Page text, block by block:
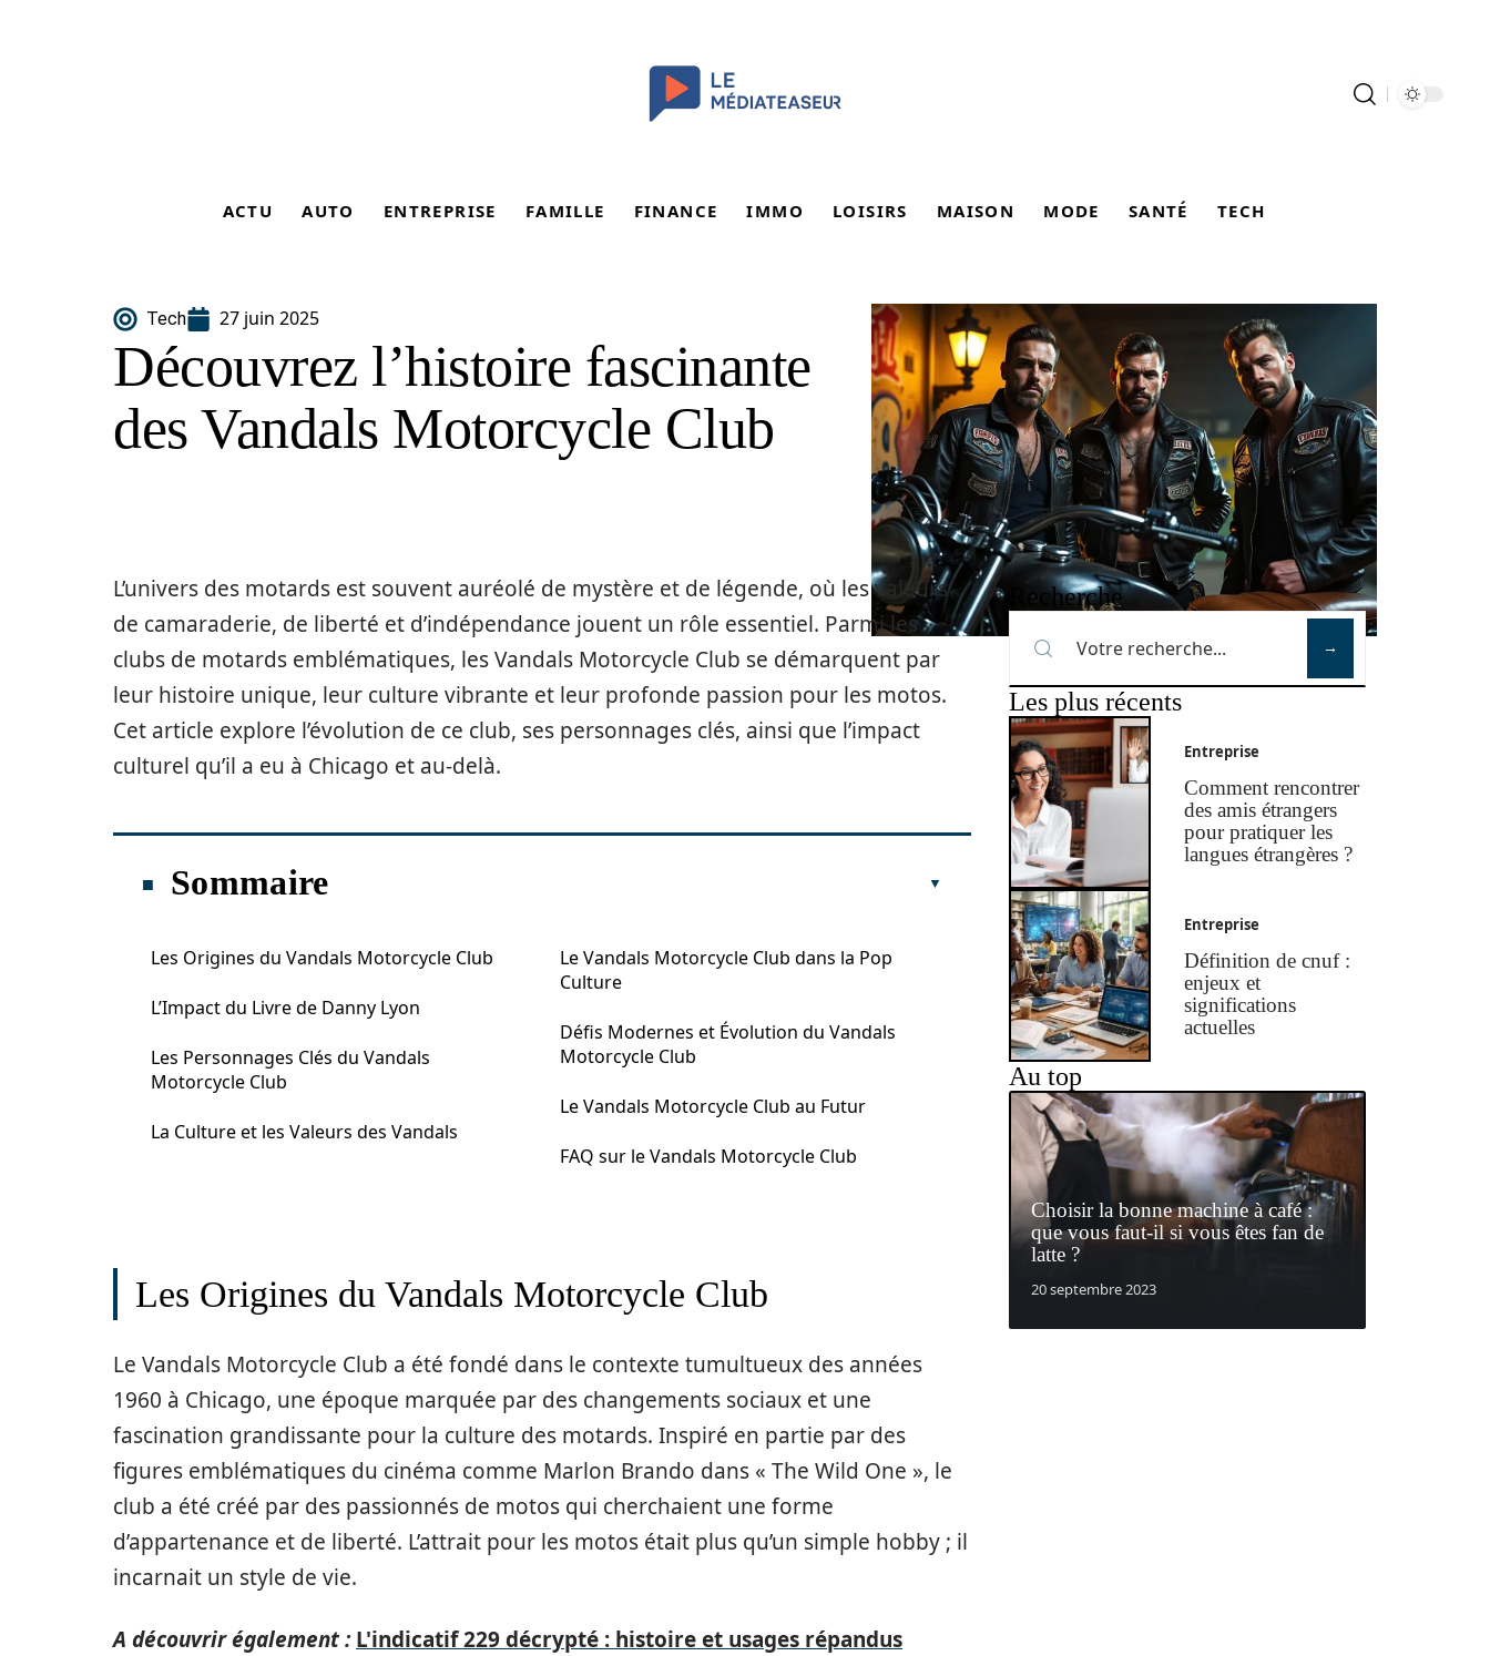
ACTU AUTO ENTREPRISE FAMILLE FINANCE IMMO LOISIRS MAISON MODE SANTÉ TECH
Tech 27 juin 2025
Découvrez l’histoire fascinante
des Vandals Motorcycle Club
L’univers des motards est souvent auréolé de mystère et de légende, où les valeurs
de camaraderie, de liberté et d’indépendance jouent un rôle essentiel. Parmi les
clubs de motards emblématiques, les Vandals Motorcycle Club se démarquent par
leur histoire unique, leur culture vibrante et leur profonde passion pour les motos.
Cet article explore l’évolution de ce club, ses personnages clés, ainsi que l’impact
culturel qu’il a eu à Chicago et au-delà.
Sommaire
Les Origines du Vandals Motorcycle Club
L’Impact du Livre de Danny Lyon
Les Personnages Clés du Vandals
Motorcycle Club
La Culture et les Valeurs des Vandals
Le Vandals Motorcycle Club dans la Pop
Culture
Défis Modernes et Évolution du Vandals
Motorcycle Club
Le Vandals Motorcycle Club au Futur
FAQ sur le Vandals Motorcycle Club
Les Origines du Vandals Motorcycle Club
Le Vandals Motorcycle Club a été fondé dans le contexte tumultueux des années
1960 à Chicago, une époque marquée par des changements sociaux et une
fascination grandissante pour la culture des motards. Inspiré en partie par des
figures emblématiques du cinéma comme Marlon Brando dans « The Wild One », le
club a été créé par des passionnés de motos qui cherchaient une forme
d’appartenance et de liberté. L’attrait pour les motos était plus qu’un simple hobby ; il
incarnait un style de vie.
A découvrir également : L'indicatif 229 décrypté : histoire et usages répandus
Recherche
Les plus récents
Entreprise
Comment rencontrer
des amis étrangers
pour pratiquer les
langues étrangères ?
Entreprise
Définition de cnuf :
enjeux et
significations
actuelles
Au top
Choisir la bonne machine à café :
que vous faut-il si vous êtes fan de
latte ?
20 septembre 2023